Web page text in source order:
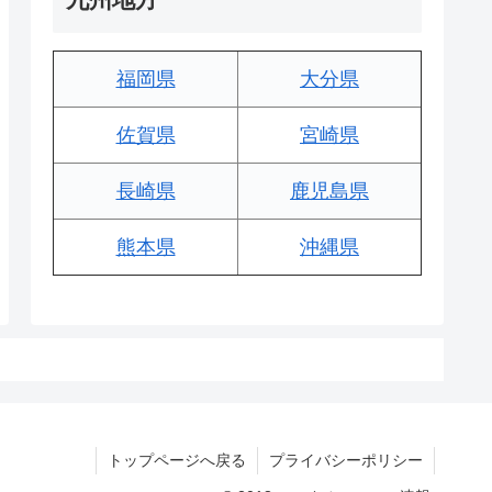
福岡県 大分県
佐賀県 宮崎県
長崎県 鹿児島県
熊本県 沖縄県
トップページへ戻る プライバシーポリシー